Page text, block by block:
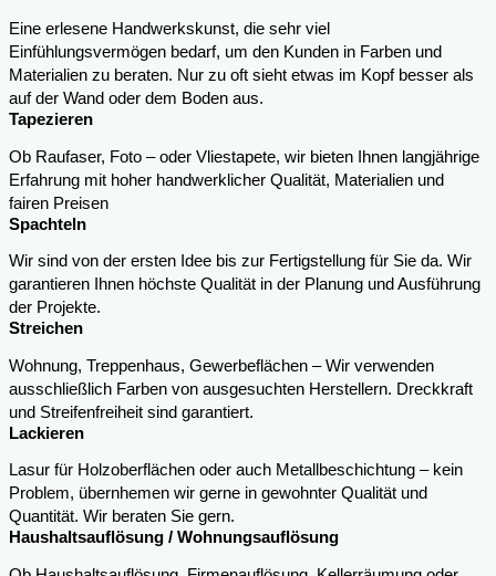
Eine erlesene Handwerkskunst, die sehr viel
Einfühlungsvermögen bedarf, um den Kunden in Farben und
Materialien zu beraten. Nur zu oft sieht etwas im Kopf besser als
auf der Wand oder dem Boden aus.
Tapezieren
Ob Raufaser, Foto – oder Vliestapete, wir bieten Ihnen langjährige
Erfahrung mit hoher handwerklicher Qualität, Materialien und
fairen Preisen
Spachteln
Wir sind von der ersten Idee bis zur Fertigstellung für Sie da. Wir
garantieren Ihnen höchste Qualität in der Planung und Ausführung
der Projekte.
Streichen
Wohnung, Treppenhaus, Gewerbeflächen – Wir verwenden
ausschließlich Farben von ausgesuchten Herstellern. Dreckkraft
und Streifenfreiheit sind garantiert.
Lackieren
Lasur für Holzoberflächen oder auch Metallbeschichtung – kein
Problem, übernhemen wir gerne in gewohnter Qualität und
Quantität. Wir beraten Sie gern.
Haushaltsauflösung / Wohnungsauflösung